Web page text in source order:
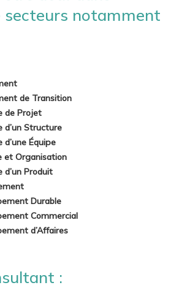
secteurs notamment
de Transition
de Projet
d’un Structure
Équipe
et Organisation
d’un Produit
Durable
Commercial
d’Affaires
: